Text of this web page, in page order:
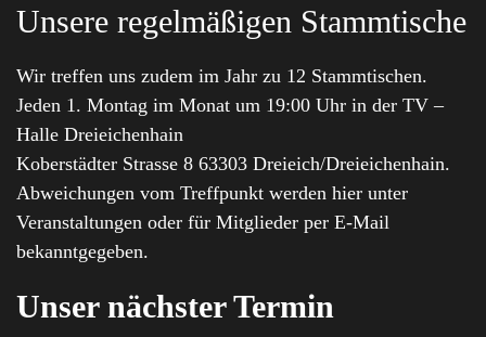
Unsere regelmäßigen Stammtische
Wir treffen uns zudem im Jahr zu 12 Stammtischen.
Jeden 1. Montag im Monat um 19:00 Uhr in der TV –
Halle Dreieichenhain
Koberstädter Strasse 8 63303 Dreieich/Dreieichenhain.
Abweichungen vom Treffpunkt werden hier unter
Veranstaltungen oder für Mitglieder per E-Mail
bekanntgegeben.
Unser nächster Termin